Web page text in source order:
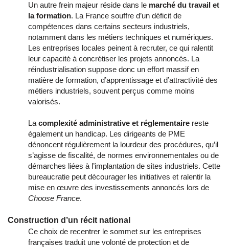
Un autre frein majeur réside dans le marché du travail et
la formation. La France souffre d’un déficit de
compétences dans certains secteurs industriels,
notamment dans les métiers techniques et numériques.
Les entreprises locales peinent à recruter, ce qui ralentit
leur capacité à concrétiser les projets annoncés. La
réindustrialisation suppose donc un effort massif en
matière de formation, d’apprentissage et d’attractivité des
métiers industriels, souvent perçus comme moins
valorisés.
La complexité administrative et réglementaire reste
également un handicap. Les dirigeants de PME
dénoncent régulièrement la lourdeur des procédures, qu’il
s’agisse de fiscalité, de normes environnementales ou de
démarches liées à l’implantation de sites industriels. Cette
bureaucratie peut décourager les initiatives et ralentir la
mise en œuvre des investissements annoncés lors de
Choose France.
Construction d’un récit national
Ce choix de recentrer le sommet sur les entreprises
françaises traduit une volonté de protection et de